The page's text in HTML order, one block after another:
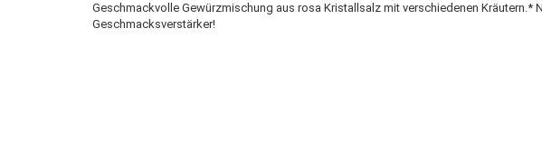
Geschmackvolle Gewürzmischung aus rosa Kristallsalz mit verschiedenen Kräutern.*
Geschmacksverstärker!